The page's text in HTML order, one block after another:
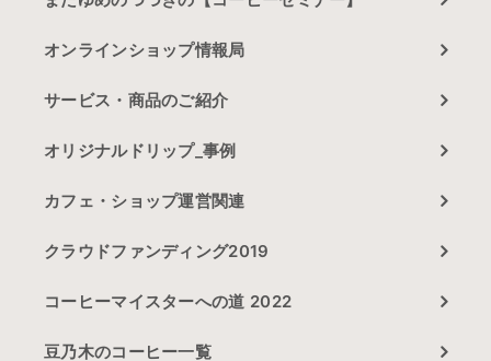
オンラインショップ情報局
サービス・商品のご紹介
オリジナルドリップ_事例
カフェ・ショップ運営関連
クラウドファンディング2019
コーヒーマイスターへの道 2022
豆乃木のコーヒー一覧